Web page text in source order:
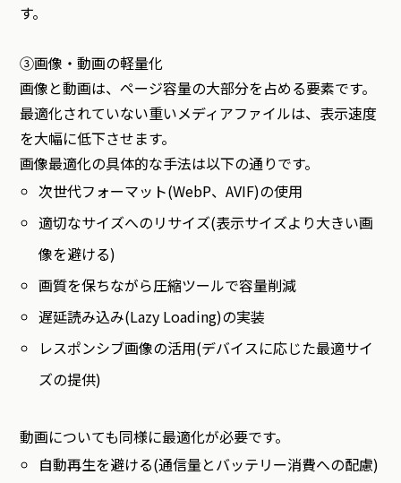
す。
③画像・動画の軽量化
画像と動画は、ページ容量の大部分を占める要素です。
最適化されていない重いメディアファイルは、表示速度
を大幅に低下させます。
画像最適化の具体的な手法は以下の通りです。
次世代フォーマット(WebP、AVIF)の使用
適切なサイズへのリサイズ(表示サイズより大きい画
像を避ける)
画質を保ちながら圧縮ツールで容量削減
遅延読み込み(Lazy Loading)の実装
レスポンシブ画像の活用(デバイスに応じた最適サイ
ズの提供)
動画についても同様に最適化が必要です。
自動再生を避ける(通信量とバッテリー消費への配慮)